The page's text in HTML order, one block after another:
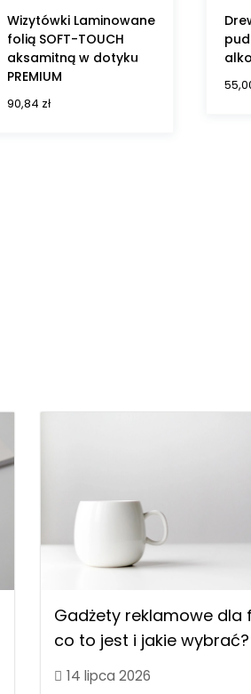
Wizytówki Laminowane
folią SOFT-TOUCH
aksamitną w dotyku
PREMIUM
90,84 zł
Gadżety reklamowe dla
co to jest i jakie wybrać?
14 lipca 2026